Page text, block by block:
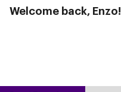
Welcome back, Enzo!